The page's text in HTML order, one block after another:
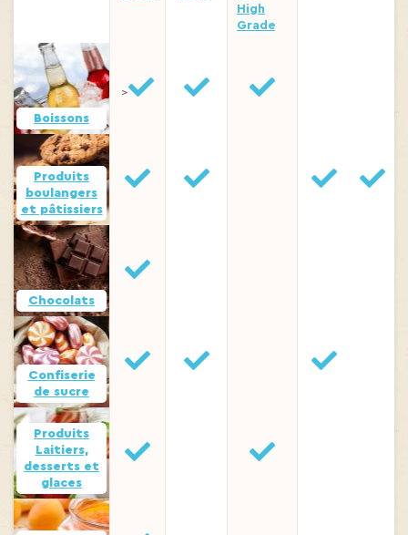
High
Grade
Boissons
>
Produits
boulangers
et pâtissiers
Chocolats
Confiserie
de sucre
Produits
Laitiers,
desserts et
glaces